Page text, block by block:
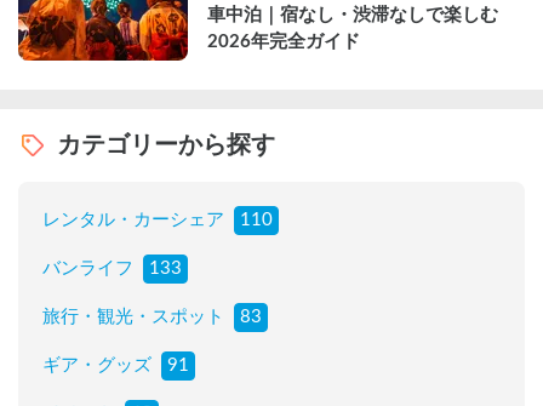
車中泊｜宿なし・渋滞なしで楽しむ
2026年完全ガイド
カテゴリーから探す
レンタル・カーシェア 110
バンライフ 133
旅行・観光・スポット 83
ギア・グッズ 91